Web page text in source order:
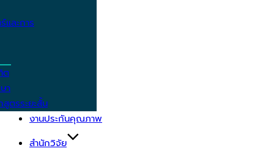
ละการ
ต
า
ตรระยะสั้น
งานประกันคุณภาพ
สำนักวิจัย